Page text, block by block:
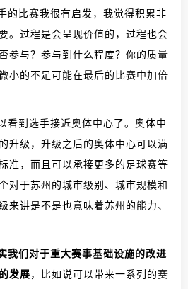
的比赛我很有启发，我觉得积累非
。过程是会呈现价值的，过程也会
参与？参与到什么程度？你的质量
小的不足可能在最后的比赛中加倍
看到选手接近奥体中心了。奥体中
升级，升级之后的奥体中心可以满
准，而且可以承接更多的足球赛等
对于苏州的城市级别、城市规模和
来讲是不是也意味着苏州的能力、
我们对于重大赛事基础设施的改进
发展 ，比如说可以带来一系列的赛